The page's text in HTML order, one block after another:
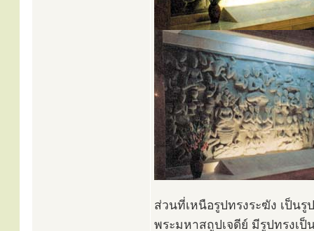
ส่วนที่เหนือรูปทรงระฆัง เป็น
พระมหาสถูปเจดีย์ มีรูปทรงเ